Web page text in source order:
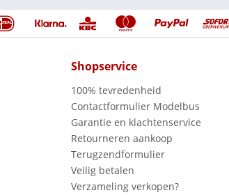
Shopservice
100% tevredenheid
Contactformulier Modelbus
Garantie en klachtenservice
Retourneren aankoop
Terugzendformulier
Veilig betalen
Verzameling verkopen?